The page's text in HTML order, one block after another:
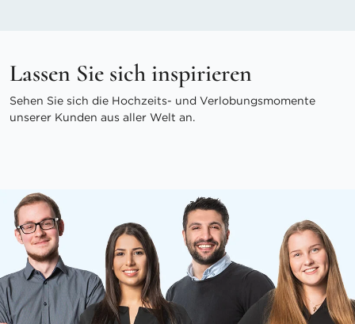
Lassen Sie sich inspirieren
Sehen Sie sich die Hochzeits- und Verlobungsmomente
unserer Kunden aus aller Welt an.